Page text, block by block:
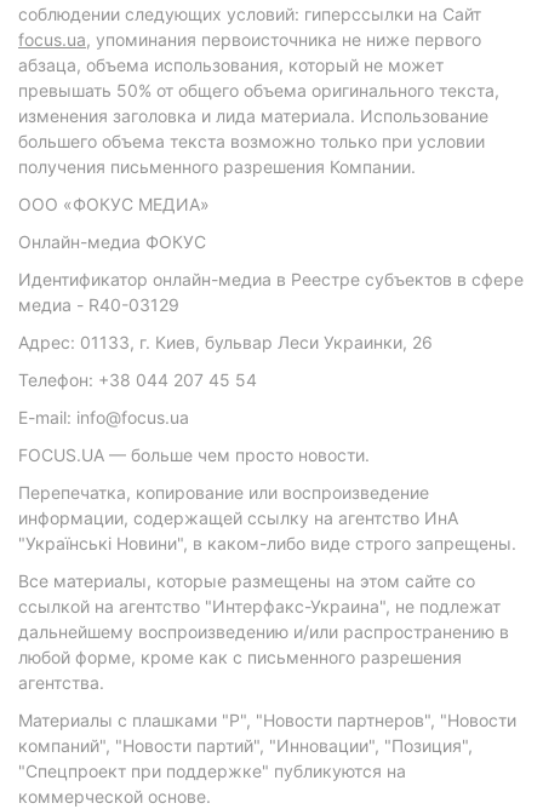
соблюдении следующих условий: гиперссылки на Сайт
focus.ua, упоминания первоисточника не ниже первого
абзаца, объема использования, который не может
превышать 50% от общего объема оригинального текста,
изменения заголовка и лида материала. Использование
большего объема текста возможно только при условии
получения письменного разрешения Компании.
ООО «ФОКУС МЕДИА»
Онлайн-медиа ФОКУС
Идентификатор онлайн-медиа в Реестре субъектов в сфере
медиа - R40-03129
Адрес: 01133, г. Киев, бульвар Леси Украинки, 26
Телефон: +38 044 207 45 54
E-mail: info@focus.ua
FOCUS.UA — больше чем просто новости.
Перепечатка, копирование или воспроизведение
информации, содержащей ссылку на агентство ИнА
"Українські Новини", в каком-либо виде строго запрещены.
Все материалы, которые размещены на этом сайте со
ссылкой на агентство "Интерфакс-Украина", не подлежат
дальнейшему воспроизведению и/или распространению в
любой форме, кроме как с письменного разрешения
агентства.
Материалы с плашками "Р", "Новости партнеров", "Новости
компаний", "Новости партий", "Инновации", "Позиция",
"Спецпроект при поддержке" публикуются на
коммерческой основе.